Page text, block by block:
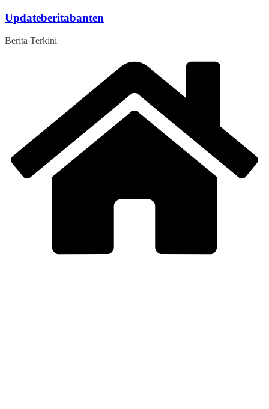
Skip
content
Updateberitabanten
Berita Terkini